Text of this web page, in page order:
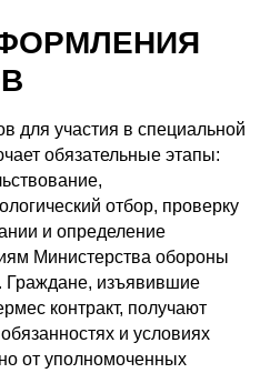
для участия в специальной
обязательные этапы:
отбор, проверку
и определение
Министерства обороны
Граждане, изъявившие
контракт, получают
и условиях
от уполномоченных